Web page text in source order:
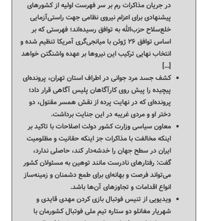
در جریان مذاکرات رم بر سر فهرست اولیه از کشورهای
پیشنهادی برای اعزام نیروی نظامی جهت راستی‌آزمایی
خلع‌سلاح حزب‌الله به توافق رسیده‌اند؛ فهرستی که بر
اساس توافق ۲۶ ژوئن با میانجی‌گری آمریکا تنظیم شده و
انتخاب نهایی ترکیب این نیروها بر عهده واشنگتن خواهد
[…]
کشف جسد مرد جوانی در اطراف استان تهران، پرونده‌ای
پیچیده را پیش روی کارآگاهان پلیس آگاهی قرار داد؛
پرونده‌ای که در نهایت پرده از نقش همسر مقتول، دو
دختر او و مردی غریبه در این جنایت برداشت.
معاون سیاسی وزارت کشور دولت اصلاحات با تاکید بر
اینکه مخالفت با مذاکرات جز اینکه حقانیت و مظلومیت
ایران در سطح جهان را خدشه‌دار کند، حاصلی ندارد،
گفت: رفتارهای نادرست مانند توهین به مسئولان کشور
می‌تواند فرصت و بهانه‌ای برای طمع دشمنان و زمینه‌ساز
انواع اقدامات و تجاوزهای آن‌ها باشد.
ویدیویی از تنیس فوتبال بازی کردن مهدی قایدی و
شهریار مغانلو دو ستاره تیم ملی فوتبال کشورمان با